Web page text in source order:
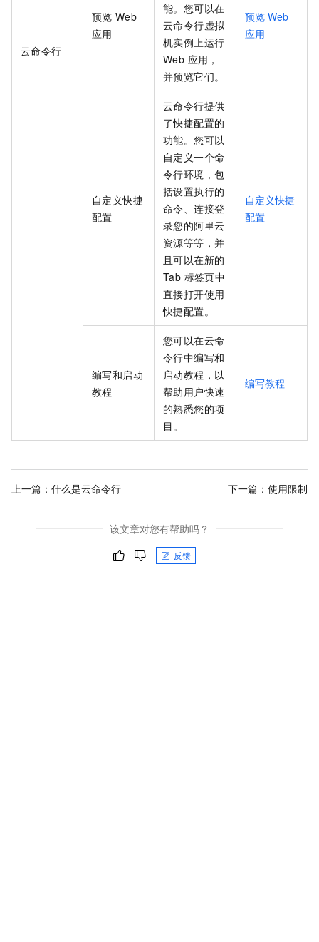
云命令行
预览 Web
应用
能。您可以在
云命令行虚拟
机实例上运行
Web 应用，
并预览它们。
预览 Web
应用
自定义快捷
配置
云命令行提供
了快捷配置的
功能。您可以
自定义一个命
令行环境，包
括设置执行的
命令、连接登
录您的阿里云
资源等等，并
且可以在新的
Tab 标签页中
直接打开使用
快捷配置。
自定义快捷
配置
编写和启动
教程
您可以在云命
令行中编写和
启动教程，以
帮助用户快速
的熟悉您的项
目。
编写教程
上一篇： 什么是云命令行 下一篇： 使用限制
该文章对您有帮助吗？
反馈